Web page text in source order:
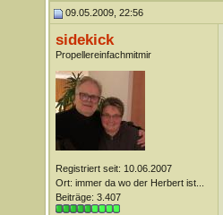
09.05.2009, 22:56
sidekick
Propellereinfachmitmir
Registriert seit: 10.06.2007
Ort: immer da wo der Herbert ist...
Beiträge: 3.407